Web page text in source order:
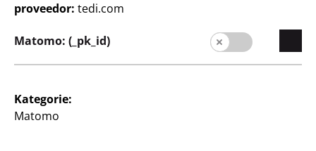
0,06€/ud.
proveedor: tedi.com
Matomo: (_pk_id)
Kategorie:
Matomo